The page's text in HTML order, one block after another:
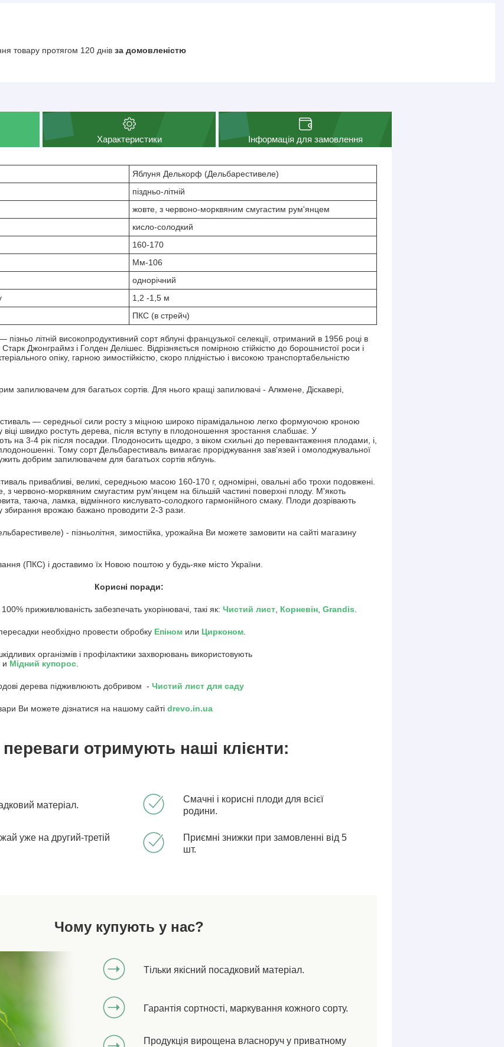
товару протягом 120 днів за домовленістю
Характеристики Інформація для замовлення
Яблуня Делькорф (Дельбарестивеле)
піздньо-літній
жовте, з червоно-морквяним смугастим рум'янцем
кисло-солодкий
160-170
Мм-106
однорічний
1,2 -1,5 м
ПКС (в стрейч)
літній високопродуктивний сорт яблуні французької селекції, отриманий в 1956 році в
Старк Джонграймз і Голден Делішес. Відрізняється помірною стійкістю до борошнистої роси і
опіку, гарною зимостійкістю, скоро плідністью і високою транспортабельністю
запилювачем для багатьох сортів. Для нього кращі запилювачі - Алкмене, Діскавері,
— середньої сили росту з міцною широко пірамідальною легко формуючою кроною
швидко ростуть дерева, після вступу в плодоношення зростання слабшає. У
на 3-4 рік після посадки. Плодоносить щедро, з віком схильні до перевантаження плодами, і,
плодоношенні. Тому сорт Дельбарестиваль вимагає проріджування зав'язей і омолоджувальної
добрим запилювачем для багатьох сортів яблунь.
привабливі, великі, середньою масою 160-170 г, одномірні, овальні або трохи подовжені.
червоно-морквяним смугастим рум'янцем на більшій частині поверхні плоду. М'якоть
таюча, ламка, відмінного кислувато-солодкого гармонійного смаку. Плоди дозрівають
збирання врожаю бажано проводити 2-3 рази.
- пізньолітня, зимостійка, урожайна Ви можете замовити на сайті магазину
(ПКС) і доставимо їх Новою поштою у будь-яке місто України.
Корисні поради:
приживлюваність забезпечать укорінювачі, такі як: Чистий лист, Корневін, Grandis.
необхідно провести обробку Епіном или Цирконом.
організмів і профілактики захворювань використовують
и Мідний купорос.
дерева підживлюють добривом - Чистий лист для саду
Ви можете дізнатися на нашому сайті drevo.in.ua
переваги отримують наші клієнти:
матеріал.
уже на другий-третій
Смачні і корисні плоди для всієї
родини.
Приємні знижки при замовленні від 5
шт.
Чому купують у нас?
Тільки якісний посадковий матеріал.
Гарантія сортності, маркування кожного сорту.
Продукція вирощена власноруч у приватному